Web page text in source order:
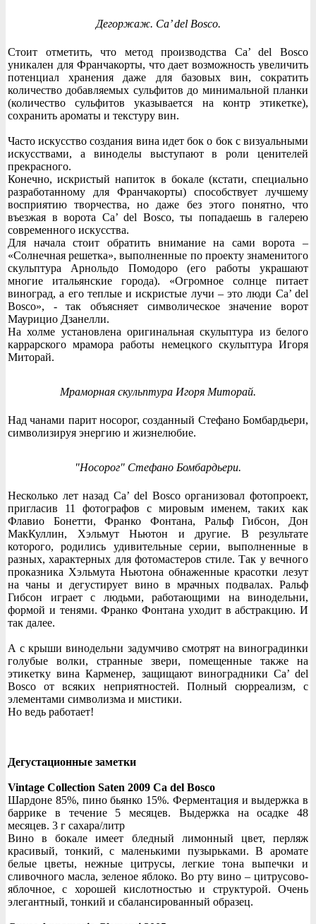
Дегоржаж. Ca’ del Bosco.
Стоит отметить, что метод производства Ca’ del Bosco
уникален для Франчакорты, что дает возможность увеличить
потенциал хранения даже для базовых вин, сократить
количество добавляемых сульфитов до минимальной планки
(количество сульфитов указывается на контр этикетке),
сохранить ароматы и текстуру вин.
Часто искусство создания вина идет бок о бок с визуальными
искусствами, а виноделы выступают в роли ценителей
прекрасного.
Конечно, искристый напиток в бокале (кстати, специально
разработанному для Франчакорты) способствует лучшему
восприятию творчества, но даже без этого понятно, что
въезжая в ворота Ca’ del Bosco, ты попадаешь в галерею
современного искусства.
Для начала стоит обратить внимание на сами ворота –
«Солнечная решетка», выполненные по проекту знаменитого
скульптура Арнольдо Помодоро (его работы украшают
многие итальянские города). «Огромное солнце питает
виноград, а его теплые и искристые лучи – это люди Ca’ del
Bosco», - так объясняет символическое значение ворот
Маурицио Дзанелли.
На холме установлена оригинальная скульптура из белого
каррарского мрамора работы немецкого скульптура Игоря
Миторай.
Мраморная скульптура Игоря Миторай.
Над чанами парит носорог, созданный Стефано Бомбардьери,
символизируя энергию и жизнелюбие.
"Носорог" Стефано Бомбардьери.
Несколько лет назад Ca’ del Bosco организовал фотопроект,
пригласив 11 фотографов с мировым именем, таких как
Флавио Бонетти, Франко Фонтана, Ральф Гибсон, Дон
МакКуллин, Хэльмут Ньютон и другие. В результате
которого, родились удивительные серии, выполненные в
разных, характерных для фотомастеров стиле. Так у вечного
проказника Хэльмута Ньютона обнаженные красотки лезут
на чаны и дегустирует вино в мрачных подвалах. Ральф
Гибсон играет с людьми, работающими на винодельни,
формой и тенями. Франко Фонтана уходит в абстракцию. И
так далее.
А с крыши винодельни задумчиво смотрят на виноградинки
голубые волки, странные звери, помещенные также на
этикетку вина Карменер, защищают виноградники Ca’ del
Bosco от всяких неприятностей. Полный сюрреализм, с
элементами символизма и мистики.
Но ведь работает!
Дегустационные заметки
Vintage Collection Saten 2009 Ca del Bosco
Шардоне 85%, пино бьянко 15%. Ферментация и выдержка в
баррике в течение 5 месяцев. Выдержка на осадке 48
месяцев. 3 г сахара/литр
Вино в бокале имеет бледный лимонный цвет, перляж
красивый, тонкий, с маленькими пузырьками. В аромате
белые цветы, нежные цитрусы, легкие тона выпечки и
сливочного масла, зеленое яблоко. Во рту вино – цитрусово-
яблочное, с хорошей кислотностью и структурой. Очень
элегантный, тонкий и сбалансированный образец.